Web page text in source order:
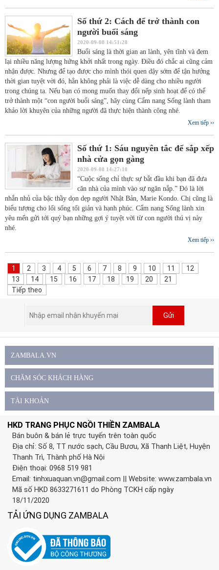
Số thứ 2: Cách để trở thành con
người buổi sáng
2020-09-08 14:51:28
Buổi sáng là thời gian an lành, yên tĩnh và đem
lại nhiều năng lượng hứng khởi nhất trong ngày. Điều đó chắc ai cũng cảm
nhận được. Nhưng để tạo được cho mình thói quen dậy sớm để tận hưởng
thời gian tuyệt vời đó, hẳn không phải là việc dễ dàng cho nhiều người
trong chúng ta. Nếu bạn có mong muốn thay đổi nếp sinh hoạt để có thể
trở thành một “con người buổi sáng”, hãy cùng Cẩm nang Sống lành tham
khảo lời khuyên của những người đã thực hiện thành công nhé.
Xem tiếp ››
Số thứ 1: Sáu nguyên tắc để sắp xếp
nhà cửa gọn gàng
2020-09-08 14:27:10
“Cuộc sống chỉ thực sự bắt đầu khi bạn đã đưa
căn nhà của mình vào sự ngăn nắp.” Đó là lời
nhắn nhủ của bậc thầy dọn dẹp người Nhật Bản, Marie Kondo. Chị cũng là
biểu tượng cho lối sống tối giản và hạnh phúc. Cẩm nang Sống lành xin
yêu mến gửi tới quý bạn những gợi ý tuyệt vời từ con người thú vị này
nhé.
Xem tiếp ››
1 2 3 4 5 6 7 8 9 10 11
12
13
14 15 16 17 18 19 20
21
Tiếp theo
Gửi
ZAMBALA.VN
CHĂM SÓC KHÁCH HÀNG
TÀI KHOẢN
HKD TRANG PHỤC NGỒI THIỀN ZAMBALA
Bán buôn & bán lẻ trực tuyến trên toàn quốc
Địa chỉ: Số 8, TT nước sạch, Cầu Bươu, Xã Thanh Liệt, Huyện
Thanh Trì, Thành phố Hà Nội
Điện thoại: 0968 519 981
Email: tinhxuaquan.vn@gmail.com || Website: www.zambala.vn
Mã số HKD 8633271611 do Phòng TCKH cấp ngày
18/11/2020
TẢI ỨNG DỤNG ZAMBALA